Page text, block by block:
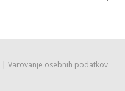
| Varovanje osebnih podatkov